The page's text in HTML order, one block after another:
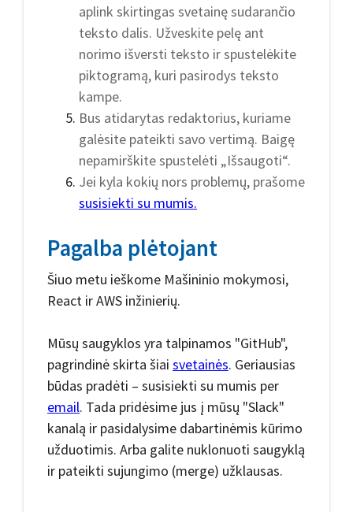
aplink skirtingas svetainę sudarančio
teksto dalis. Užveskite pelę ant
norimo išversti teksto ir spustelėkite
piktogramą, kuri pasirodys teksto
kampe.
Bus atidarytas redaktorius, kuriame
galėsite pateikti savo vertimą. Baigę
nepamirškite spustelėti „Išsaugoti“.
Jei kyla kokių nors problemų, prašome
susisiekti su mumis.
Pagalba plėtojant
Šiuo metu ieškome Mašininio mokymosi,
React ir AWS inžinierių.
Mūsų saugyklos yra talpinamos "GitHub",
pagrindinė skirta šiai svetainės. Geriausias
būdas pradėti – susisiekti su mumis per
email. Tada pridėsime jus į mūsų "Slack"
kanalą ir pasidalysime dabartinėmis kūrimo
užduotimis. Arba galite nuklonuoti saugyklą
ir pateikti sujungimo (merge) užklausas.